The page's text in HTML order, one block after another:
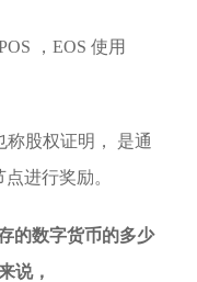
，EOS 使用
称股权证明， 是通
进行奖励。
的数字货币的多少
说，